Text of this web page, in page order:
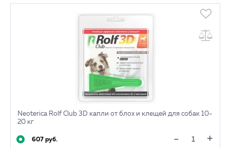
Neoterica Rolf Club 3D капли от блох и клещей для собак 10-
20 кг
607 руб. - +